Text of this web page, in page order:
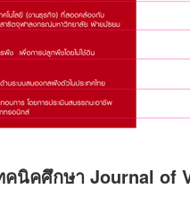
คนิคศึกษา Journal of